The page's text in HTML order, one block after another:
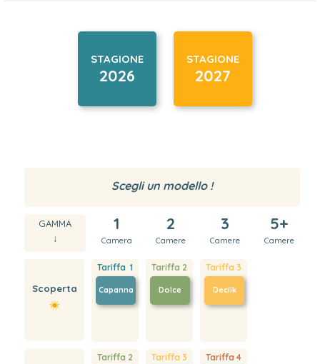
STAGIONE
2026
STAGIONE
2027
Scegli un modello !
GAMMA
↓
1
Camera
2
Camere
3
Camere
5+
Camere
Scoperta
Tariffa 1
Capanna
Tariffa 2
Dolce
Tariffa 3
Declik
Tariffa 2 Tariffa 3 Tariffa 4